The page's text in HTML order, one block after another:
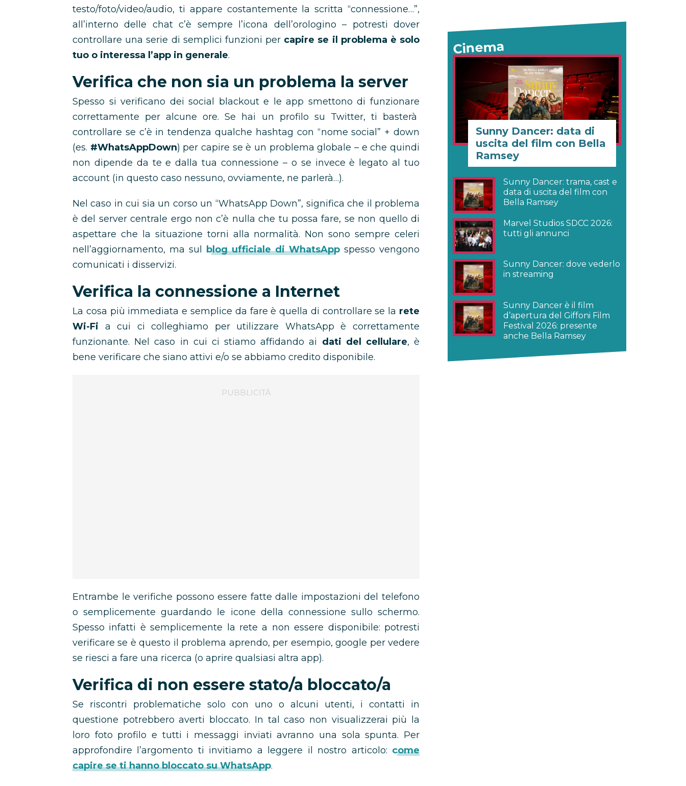
testo/foto/video/audio, ti appare costantemente la scritta “connessione…”,
all’interno delle chat c’è sempre l’icona dell’orologino – potresti dover
controllare una serie di semplici funzioni per capire se il problema è solo
tuo o interessa l’app in generale.
Verifica che non sia un problema la server
Spesso si verificano dei social blackout e le app smettono di funzionare
correttamente per alcune ore. Se hai un profilo su Twitter, ti basterà
controllare se c’è in tendenza qualche hashtag con “nome social” + down
(es. #WhatsAppDown) per capire se è un problema globale – e che quindi
non dipende da te e dalla tua connessione – o se invece è legato al tuo
account (in questo caso nessuno, ovviamente, ne parlerà…).
Nel caso in cui sia un corso un “WhatsApp Down”, significa che il problema
è del server centrale ergo non c’è nulla che tu possa fare, se non quello di
aspettare che la situazione torni alla normalità. Non sono sempre celeri
nell’aggiornamento, ma sul
blog ufficiale di WhatsApp spesso vengono
comunicati i disservizi.
Verifica la connessione a Internet
La cosa più immediata e semplice da fare è quella di controllare se la rete
Wi-Fi a cui ci colleghiamo per utilizzare WhatsApp è correttamente
funzionante. Nel caso in cui ci stiamo affidando ai dati del cellulare, è
bene verificare che siano attivi e/o se abbiamo credito disponibile.
Entrambe le verifiche possono essere fatte dalle impostazioni del telefono
o semplicemente guardando le icone della connessione sullo schermo.
Spesso infatti è semplicemente la rete a non essere disponibile: potresti
verificare se è questo il problema aprendo, per esempio, google per vedere
se riesci a fare una ricerca (o aprire qualsiasi altra app).
Verifica di non essere stato/a bloccato/a
Se riscontri problematiche solo con uno o alcuni utenti, i contatti in
questione potrebbero averti bloccato. In tal caso non visualizzerai più la
loro foto profilo e tutti i messaggi inviati avranno una sola spunta. Per
approfondire l’argomento ti invitiamo a leggere il nostro articolo: come
capire se ti hanno bloccato su WhatsApp.
Cinema
Sunny Dancer: data di
uscita del film con Bella
Ramsey
Sunny Dancer: trama, cast e
data di uscita del film con
Bella Ramsey
Marvel Studios SDCC 2026:
tutti gli annunci
Sunny Dancer: dove vederlo
in streaming
Sunny Dancer è il film
d’apertura del Giffoni Film
Festival 2026: presente
anche Bella Ramsey